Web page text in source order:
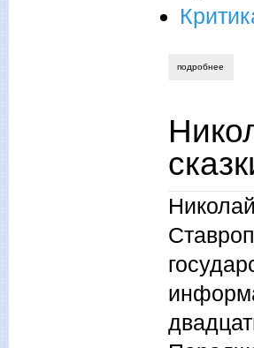
подробнее